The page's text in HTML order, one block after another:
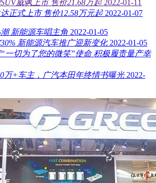
威飒上市 售价21.68万起 2022-01-11
正式上市 售价12.58万元起 2022-01-07
新能源车唱主角 2022-01-05
新能源汽车推广迎新变化 2022-01-05
一切为了您的微笑”使命 积极履责量产幸
万+车主，广汽本田年终情书曝光 2022-